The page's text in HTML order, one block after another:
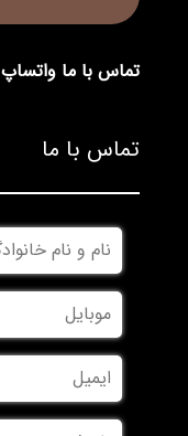
تماس با ما واتساپ
تماس با ما